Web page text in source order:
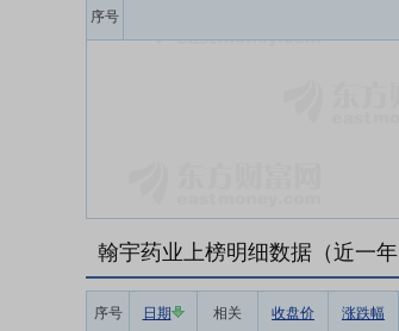
序号
翰宇药业上榜明细数据（近一年
序号 日期 相关 收盘价 涨跌幅